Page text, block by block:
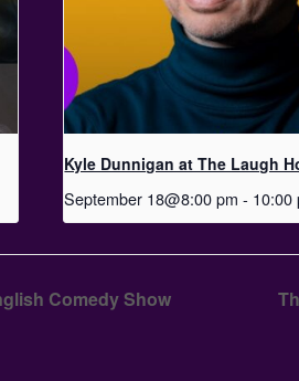
Kyle Dunnigan at The Laugh
September 18@8:00 pm - 10:00
Comedy Show